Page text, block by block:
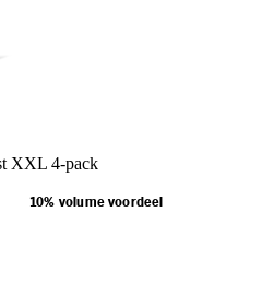
XXL 4-pack
10% volume voordeel